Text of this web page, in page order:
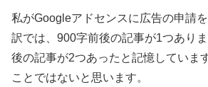
私がGoogleアドセンスに広告の申請
訳では、900字前後の記事が1つあり
後の記事が2つあったと記憶していま
ことではないと思います。